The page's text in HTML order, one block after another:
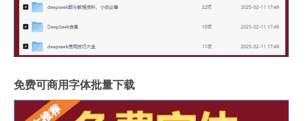
免费可商用字体批量下载